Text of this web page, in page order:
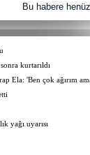
Bu habere
kurtarıldı
Ela: 'Ben çok ağırım
yağı uyarısı